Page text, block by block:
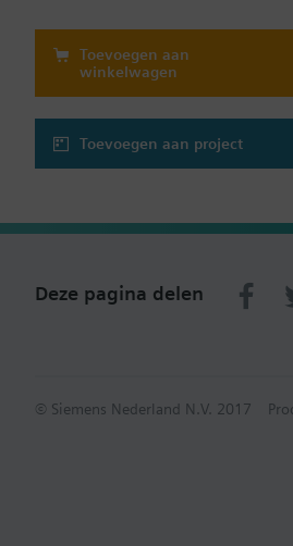
Toevoegen aan
winkelwagen
Toevoegen aan project
Deze pagina delen
© Siemens Nederland N.V. 2017